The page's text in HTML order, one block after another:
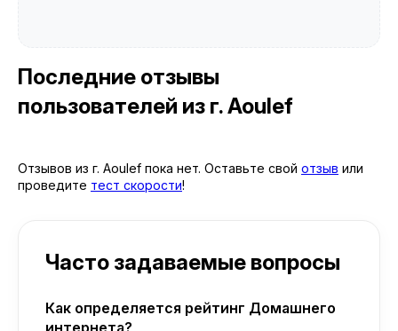
Последние отзывы
пользователей из г. Aoulef
Отзывов из г. Aoulef пока нет. Оставьте свой отзыв или
проведите тест скорости!
Часто задаваемые вопросы
Как определяется рейтинг Домашнего
интернета?